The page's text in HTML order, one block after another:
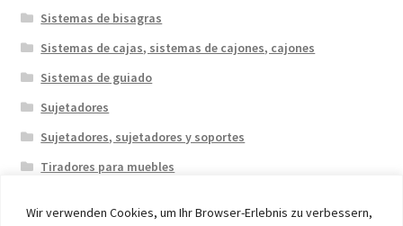
Wir verwenden Cookies, um Ihr Browser-Erlebnis zu verbessern,
Sistemas de bisagras
Sistemas de cajas, sistemas de cajones, cajones
Sistemas de guiado
Sujetadores
Sujetadores, sujetadores y soportes
Tiradores para muebles